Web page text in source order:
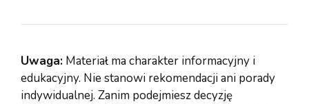
Uwaga: Materiał ma charakter informacyjny i
edukacyjny. Nie stanowi rekomendacji ani porady
indywidualnej. Zanim podejmiesz decyzję